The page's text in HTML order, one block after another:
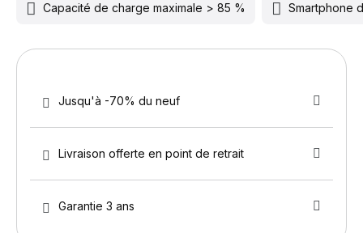
Capacité de charge maximale > 85 % Smartphone
Jusqu'à -70% du neuf
Livraison offerte en point de retrait
Garantie 3 ans